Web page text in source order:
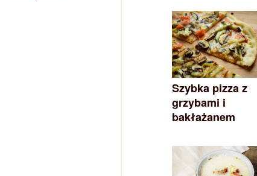
Szybka pizza z
grzybami i
bakłażanem